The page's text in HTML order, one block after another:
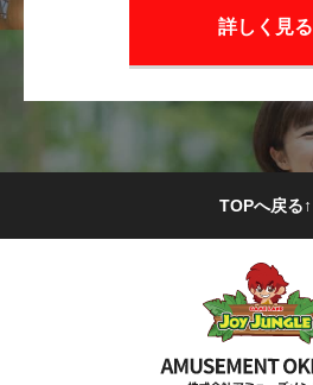
詳しく見る
TOPへ戻る↑